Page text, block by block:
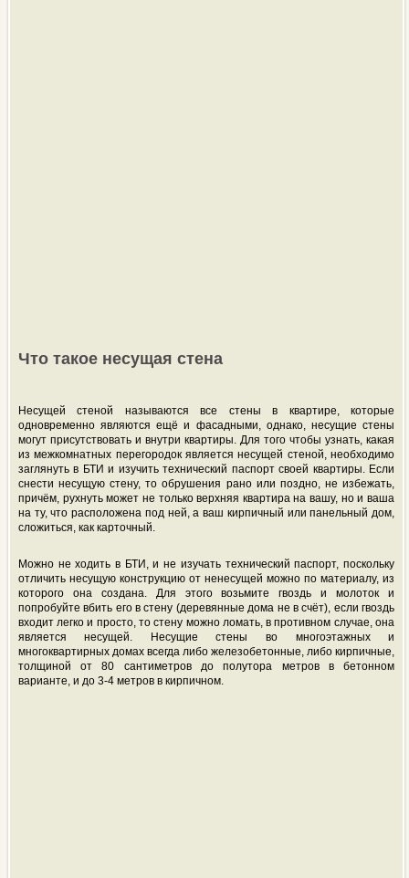
Что такое несущая стена
Несущей стеной называются все стены в квартире, которые
одновременно являются ещё и фасадными, однако, несущие стены
могут присутствовать и внутри квартиры. Для того чтобы узнать, какая
из межкомнатных перегородок является несущей стеной, необходимо
заглянуть в БТИ и изучить технический паспорт своей квартиры. Если
снести несущую стену, то обрушения рано или поздно, не избежать,
причём, рухнуть может не только верхняя квартира на вашу, но и ваша
на ту, что расположена под ней, а ваш кирпичный или панельный дом,
сложиться, как карточный.
Можно не ходить в БТИ, и не изучать технический паспорт, поскольку
отличить несущую конструкцию от ненесущей можно по материалу, из
которого она создана. Для этого возьмите гвоздь и молоток и
попробуйте вбить его в стену (деревянные дома не в счёт), если гвоздь
входит легко и просто, то стену можно ломать, в противном случае, она
является несущей. Несущие стены во многоэтажных и
многоквартирных домах всегда либо железобетонные, либо кирпичные,
толщиной от 80 сантиметров до полутора метров в бетонном
варианте, и до 3-4 метров в кирпичном.